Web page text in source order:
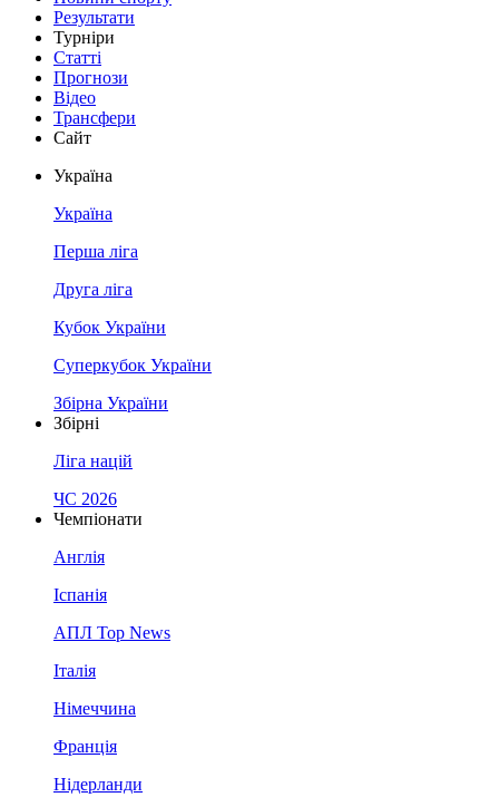
Результати
Турніри
Статті
Прогнози
Відео
Трансфери
Сайт
Україна
Україна
Перша ліга
Друга ліга
Кубок України
Суперкубок України
Збірна України
Збірні
Ліга націй
ЧС 2026
Чемпіонати
Англія
Іспанія
АПЛ Top News
Італія
Німеччина
Франція
Нідерланди